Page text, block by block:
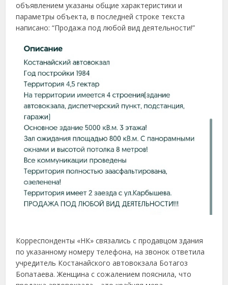
объявлением указаны общие характеристики и
параметры объекта, в последней строке текста
написано: “Продажа под любой вид деятельности!”
Корреспонденты «НК» связались с продавцом здания
по указанному номеру телефона, на звонок ответила
учредитель Костанайского автовокзала Ботагоз
Бопатаева. Женщина с сожалением пояснила, что